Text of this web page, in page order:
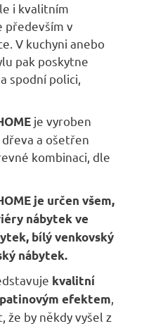
i kvalitním
především v
V kuchyni anebo
pak poskytne
spodní polici,
je vyroben
a ošetřen
kombinaci, dle
je určen všem,
nábytek ve
bílý venkovský
nábytek.
kvalitní
efektem,
že by někdy vyšel z